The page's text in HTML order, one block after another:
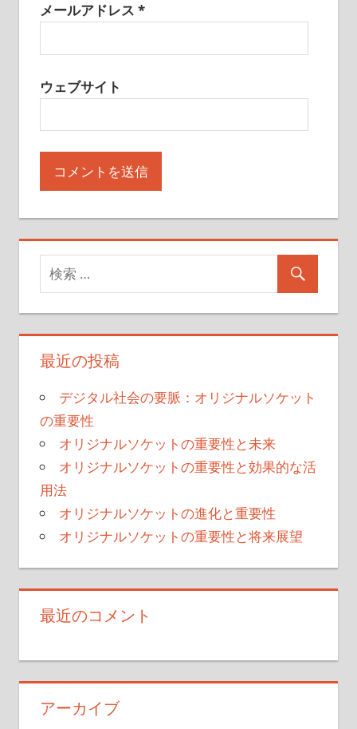
メールアドレス *
ウェブサイト
最近の投稿
デジタル社会の要脈：オリジナルソケット
の重要性
オリジナルソケットの重要性と未来
オリジナルソケットの重要性と効果的な活
用法
オリジナルソケットの進化と重要性
オリジナルソケットの重要性と将来展望
最近のコメント
アーカイブ